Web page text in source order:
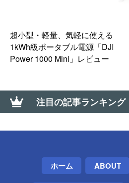
超小型・軽量、気軽に使える
1kWh級ポータブル電源「DJI
Power 1000 Mini」レビュー
注目の記事ランキング
スマホの通知遅れは「電池
【LINE・Gmail・Twitterなど
ホーム ABOUT